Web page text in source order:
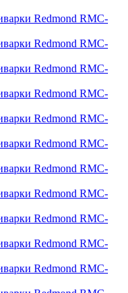
Redmond RMC-
Redmond RMC-
Redmond RMC-
Redmond RMC-
Redmond RMC-
Redmond RMC-
Redmond RMC-
Redmond RMC-
Redmond RMC-
Redmond RMC-
Redmond RMC-